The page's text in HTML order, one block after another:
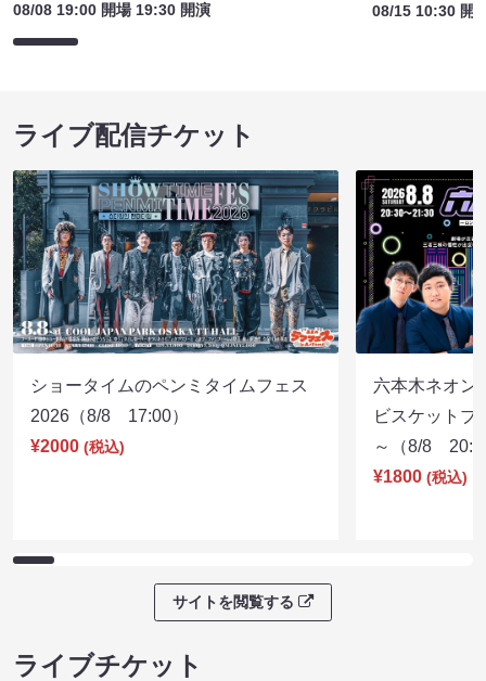
08/08 19:00 開場 19:30 開演
08/15 10:30 開
ライブ配信チケット
ショータイムのペンミタイムフェス
2026（8/8 17:00）
¥2000 (税込)
六本木ネオン
ビスケットブ
～（8/8
¥1800 (税込)
サイトを閲覧する
ライブチケット